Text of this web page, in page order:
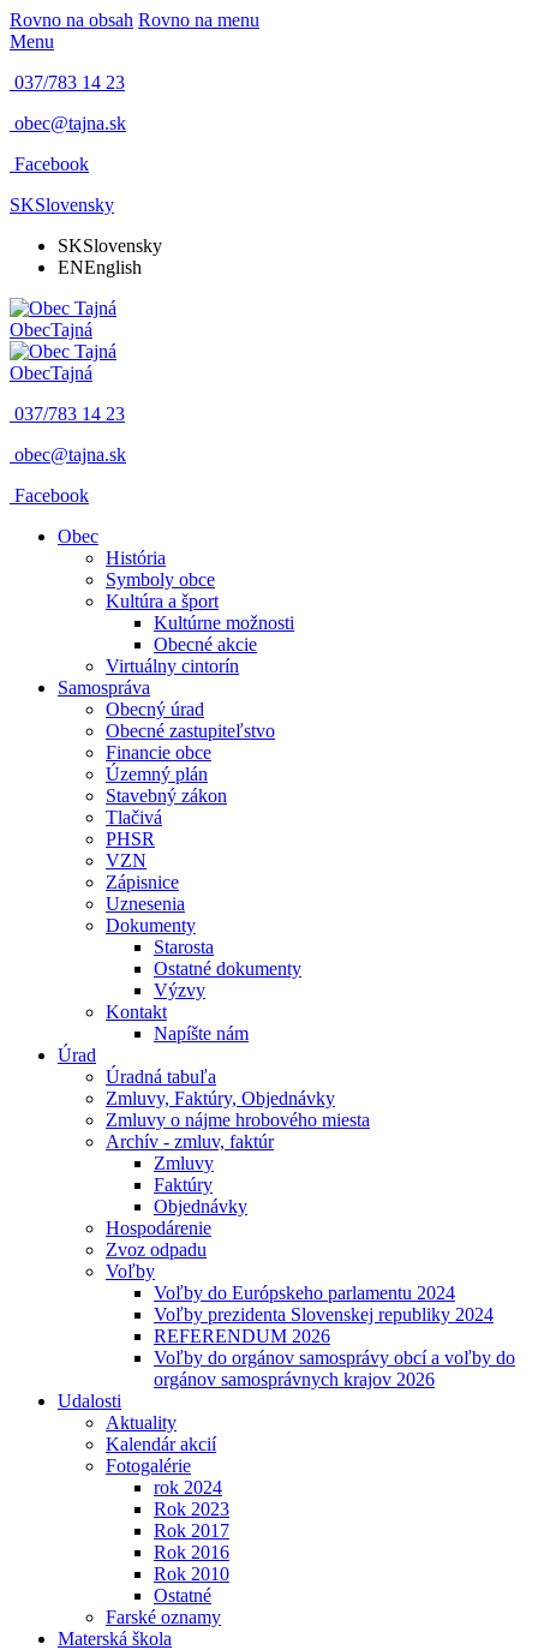
Rovno na obsah Rovno na menu
Menu
037/783 14 23
obec@tajna.sk
Facebook
SKSlovensky
SKSlovensky
ENEnglish
ObecTajná
ObecTajná
037/783 14 23
obec@tajna.sk
Facebook
Obec
História
Symboly obce
Kultúra a šport
Kultúrne možnosti
Obecné akcie
Virtuálny cintorín
Samospráva
Obecný úrad
Obecné zastupiteľstvo
Financie obce
Územný plán
Stavebný zákon
Tlačivá
PHSR
VZN
Zápisnice
Uznesenia
Dokumenty
Starosta
Ostatné dokumenty
Výzvy
Kontakt
Napíšte nám
Úrad
Úradná tabuľa
Zmluvy, Faktúry, Objednávky
Zmluvy o nájme hrobového miesta
Archív - zmluv, faktúr
Zmluvy
Faktúry
Objednávky
Hospodárenie
Zvoz odpadu
Voľby
Voľby do Európskeho parlamentu 2024
Voľby prezidenta Slovenskej republiky 2024
REFERENDUM 2026
Voľby do orgánov samosprávy obcí a voľby do
orgánov samosprávnych krajov 2026
Udalosti
Aktuality
Kalendár akcií
Fotogalérie
rok 2024
Rok 2023
Rok 2017
Rok 2016
Rok 2010
Ostatné
Farské oznamy
Materská škola